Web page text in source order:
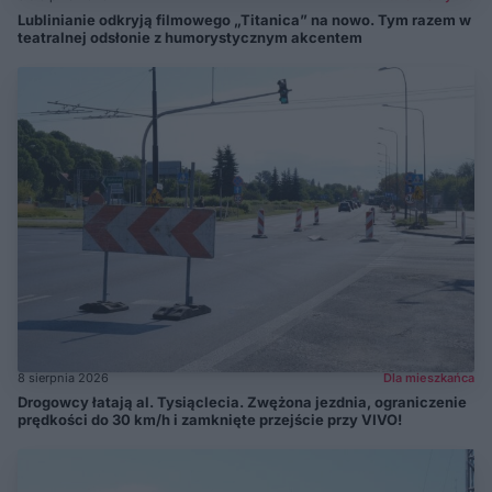
Lublinianie odkryją filmowego „Titanica” na nowo. Tym razem w
teatralnej odsłonie z humorystycznym akcentem
8 sierpnia 2026 Dla mieszkańca
Drogowcy łatają al. Tysiąclecia. Zwężona jezdnia, ograniczenie
prędkości do 30 km/h i zamknięte przejście przy VIVO!